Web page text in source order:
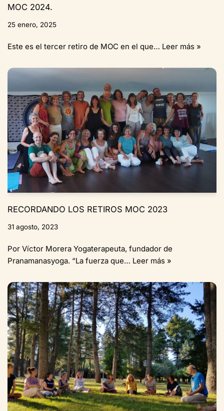
MOC 2024.
25 enero, 2025
Este es el tercer retiro de MOC en el que… Leer más »
RECORDANDO LOS RETIROS MOC 2023
31 agosto, 2023
Por Víctor Morera Yogaterapeuta, fundador de
Pranamanasyoga. “La fuerza que… Leer más »